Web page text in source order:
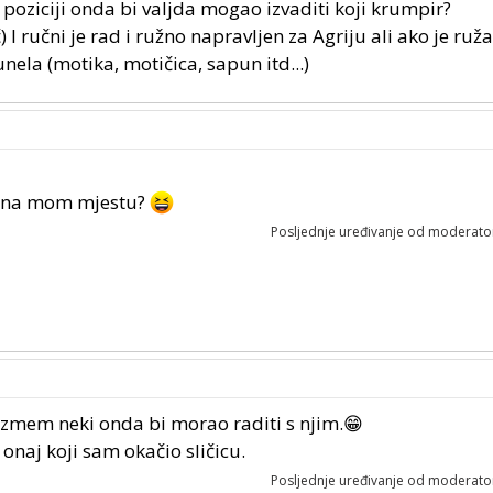
onda bi valjda mogao izvaditi koji krumpir?
I ručni je rad i ružno napravljen za Agriju ali ako je
(motika, motičica, sapun itd...)
mom mjestu?
Posljednje uređivanje od
neki onda bi morao raditi s njim.😁
koji sam okačio sličicu.
Posljednje uređivanje od